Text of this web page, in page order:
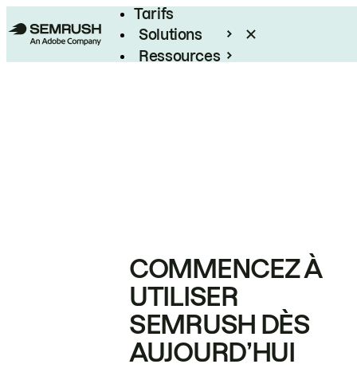
Tarifs
Solutions
Ressources
COMMENCEZ À
UTILISER
SEMRUSH DÈS
AUJOURD’HUI